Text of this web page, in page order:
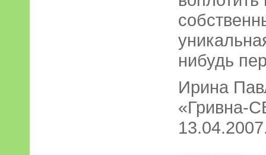
нибудь
Ирина
«Гривна-